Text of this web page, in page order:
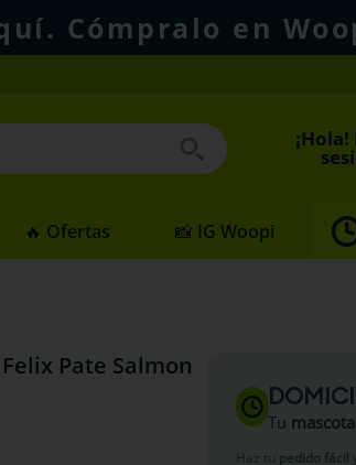
Cómpralo en
🔥 Ofertas 📸 IG Woopi
Comida Húmeda Felix Pate Salmon
Tu
Haz tu pedido fácil